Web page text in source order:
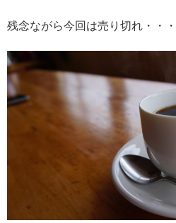
残念ながら今回は売り切れ・・・